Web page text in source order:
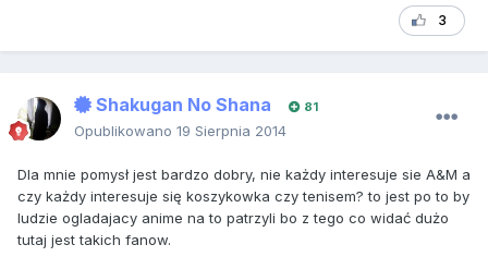
3
Shakugan No Shana 81
Opublikowano 19 Sierpnia 2014
Dla mnie pomysł jest bardzo dobry, nie każdy interesuje sie A&M a
czy każdy interesuje się koszykowka czy tenisem? to jest po to by
ludzie ogladajacy anime na to patrzyli bo z tego co widać dużo
tutaj jest takich fanow.